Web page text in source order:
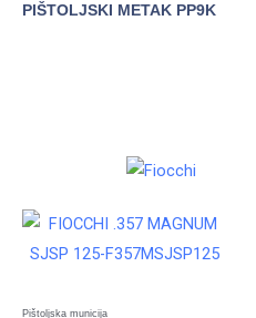
PIŠTOLJSKI METAK PP9K
Pištoljska municija